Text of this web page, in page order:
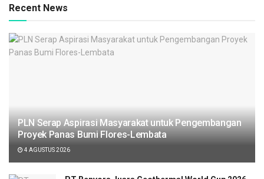
Recent News
PLN Serap Aspirasi Masyarakat untuk Pengembangan
Proyek Panas Bumi Flores-Lembata
4 AGUSTUS 2026